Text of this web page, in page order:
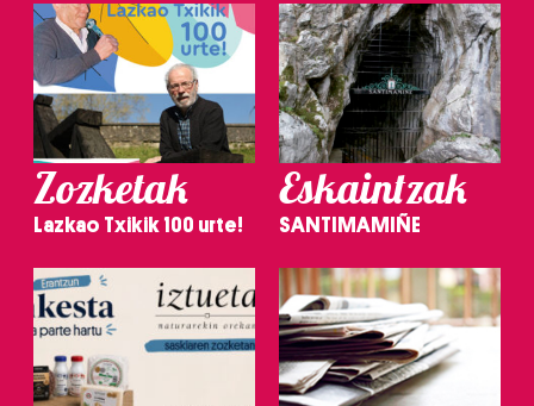
Zozketak
Lazkao Txikik 100 urte!
Eskaintzak
SANTIMAMIÑE